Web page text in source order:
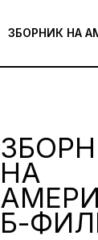
ЗБОРНИК НА
НА
Б-